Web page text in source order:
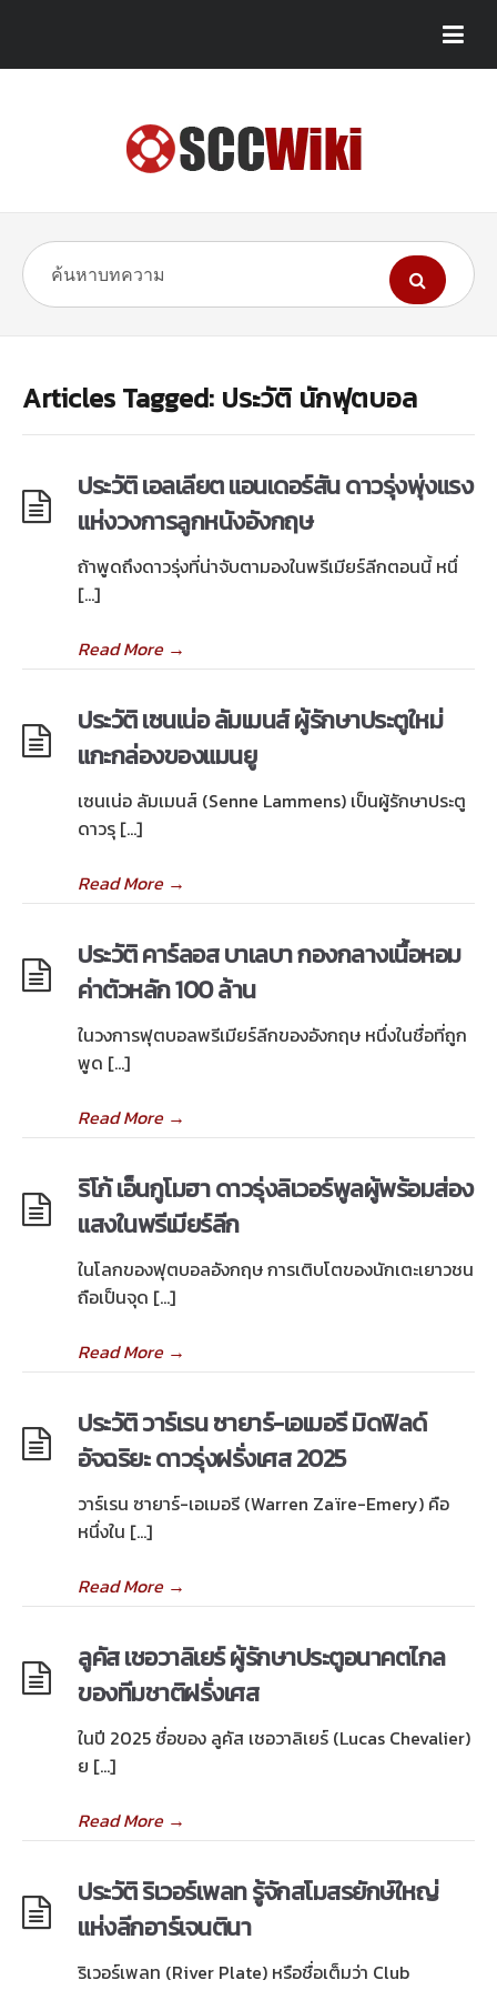
Articles Tagged: ประวัติ นักฟุตบอล
ประวัติ เอลเลียต แอนเดอร์สัน ดาวรุ่งพุ่งแรง
แห่งวงการลูกหนังอังกฤษ
ถ้าพูดถึงดาวรุ่งที่น่าจับตามองในพรีเมียร์ลีกตอนนี้ หนึ่
[…]
Read More→
ประวัติ เซนเน่อ ลัมเมนส์ ผู้รักษาประตูใหม่
แกะกล่องของแมนยู
เซนเน่อ ลัมเมนส์ (Senne Lammens) เป็นผู้รักษาประตู
ดาวรุ […]
Read More→
ประวัติ คาร์ลอส บาเลบา กองกลางเนื้อหอม
ค่าตัวหลัก 100 ล้าน
ในวงการฟุตบอลพรีเมียร์ลีกของอังกฤษ หนึ่งในชื่อที่ถูก
พูด […]
Read More→
ริโก้ เอ็นกูโมฮา ดาวรุ่งลิเวอร์พูลผู้พร้อมส่อง
แสงในพรีเมียร์ลีก
ในโลกของฟุตบอลอังกฤษ การเติบโตของนักเตะเยาวชน
ถือเป็นจุด […]
Read More→
ประวัติ วาร์เรน ซายาร์-เอเมอรี มิดฟิลด์
อัจฉริยะ ดาวรุ่งฝรั่งเศส 2025
วาร์เรน ซายาร์-เอเมอรี (Warren Zaïre-Emery) คือ
หนึ่งใน […]
Read More→
ลูคัส เชอวาลิเยร์ ผู้รักษาประตูอนาคตไกล
ของทีมชาติฝรั่งเศส
ในปี 2025 ชื่อของ ลูคัส เชอวาลิเยร์ (Lucas Chevalier)
ย […]
Read More→
ประวัติ ริเวอร์เพลท รู้จักสโมสรยักษ์ใหญ่
แห่งลีกอาร์เจนตินา
ริเวอร์เพลท (River Plate) หรือชื่อเต็มว่า Club